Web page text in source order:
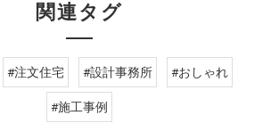
関連タグ
#注文住宅 #設計事務所 #おしゃれ
#施工事例